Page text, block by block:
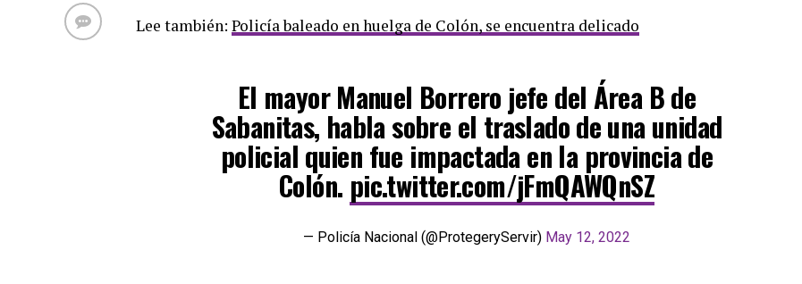
Lee también: Policía baleado en huelga de Colón, se encuentra delicado
El mayor Manuel Borrero jefe del Área B de
Sabanitas, habla sobre el traslado de una unidad
policial quien fue impactada en la provincia de
Colón. pic.twitter.com/jFmQAWQnSZ
— Policía Nacional (@ProtegeryServir) May 12, 2022